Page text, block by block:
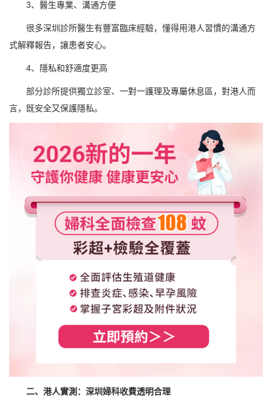
3、醫生專業、溝通方便
很多深圳診所醫生有豐富臨床經驗，懂得用港人習慣的溝通方
式解釋報告，讓患者安心。
4、隱私和舒適度更高
部分診所提供獨立診室、一對一護理及專屬休息區，對港人而
言，既安全又保護隱私。
二、港人實測：深圳婦科收費透明合理